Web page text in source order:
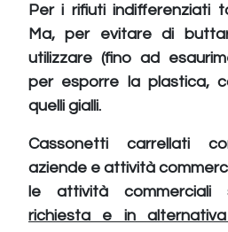
Per i rifiuti indifferenziati
Ma, per evitare di
utilizzare (fino ad
per esporre la plastica,
quelli gialli.
Cassonetti carrellati
aziende e attività
le attività commerciali
richiesta e in